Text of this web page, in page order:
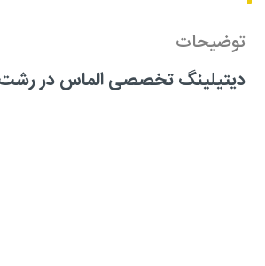
توضیحات
دیتیلینگ تخصصی الماس در رشت